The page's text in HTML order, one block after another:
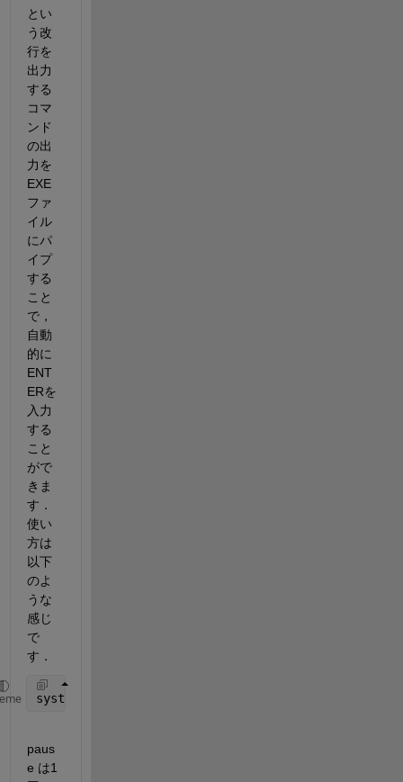
とい
う改
行を
出力
する
コマ
ンド
の出
力を
EXE
ファ
イル
にパ
イプ
する
こと
で，
自動
的に
ENT
ERを
入力
する
こと
がで
きま
す．
使い
方は
以下
のよ
うな
感じ
で
す．
system(
paus
e は1